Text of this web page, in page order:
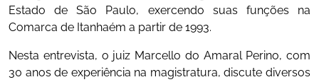
Estado de São Paulo, exercendo suas funções na
Comarca de Itanhaém a partir de 1993.
Nesta entrevista, o juiz Marcello do Amaral Perino, com
30 anos de experiência na magistratura, discute diversos